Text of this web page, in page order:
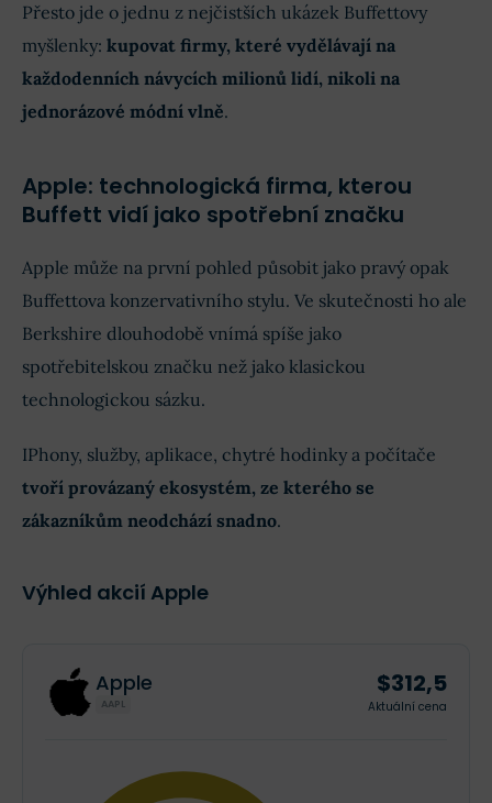
Přesto jde o jednu z nejčistších ukázek Buffettovy
myšlenky: kupovat firmy, které vydělávají na
každodenních návycích milionů lidí, nikoli na
jednorázové módní vlně.
Apple: technologická firma, kterou
Buffett vidí jako spotřební značku
Apple může na první pohled působit jako pravý opak
Buffettova konzervativního stylu. Ve skutečnosti ho ale
Berkshire dlouhodobě vnímá spíše jako
spotřebitelskou značku než jako klasickou
technologickou sázku.
IPhony, služby, aplikace, chytré hodinky a počítače
tvoří provázaný ekosystém, ze kterého se
zákazníkům neodchází snadno.
Výhled akcií Apple
Apple
AAPL
$312,5
Aktuální cena